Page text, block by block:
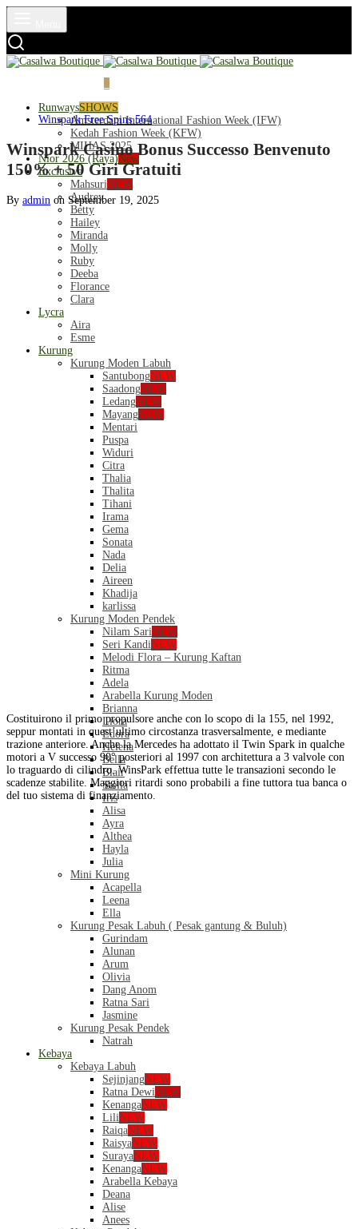
RunwaysSHOWS
Amsterdam International Fashion Week (IFW)
Kedah Fashion Week (KFW)
MIHAS 2025
Nior 2026 (Raya)New
Exclusive
MahsuriNEW
Audrey
Betty
Hailey
Miranda
Molly
Ruby
Deeba
Florance
Clara
Lycra
Aira
Esme
Kurung
Kurung Moden Labuh
SantubongNEW
SaadongNEW
LedangNEW
MayangNEW
Mentari
Puspa
Widuri
Citra
Thalia
Thalita
Tihani
Irama
Gema
Sonata
Nada
Delia
Aireen
Khadija
karlissa
Kurung Moden Pendek
Nilam SariNEW
Seri KandiNEW
Melodi Flora – Kurung Kaftan
Ritma
Adela
Arabella Kurung Moden
Brianna
Liora
Edora
Helena
Bella
Blair
Stella
Iris
Alisa
Ayra
Althea
Hayla
Julia
Mini Kurung
Acapella
Leena
Ella
Kurung Pesak Labuh ( Pesak gantung & Buluh)
Gurindam
Alunan
Arum
Olivia
Dang Anom
Ratna Sari
Jasmine
Kurung Pesak Pendek
Natrah
Kebaya
Kebaya Labuh
SejinjangNEW
Ratna DewiNEW
KenangaNEW
LiliNEW
RaiqaNEW
RaisyaNEW
SurayaNEW
KenangaNEW
Arabella Kebaya
Deana
Alise
Anees
Winspark Free Spins 564
Winspark Casino Bonus Successo Benvenuto
150% + 50 Giri Gratuiti
By admin on September 19, 2025
Costituirono il primo propulsore anche con lo scopo di la 155, nel 1992,
seppur montati in quest’ultimo circostanza trasversalmente, e mediante
trazione anteriore. Anche la Mercedes ha adottato il Twin Spark in qualche
motori a V successo 90° posteriori al 1997 con architettura a 3 valvole con
lo traguardo di cilindro. WinsPark effettua tutte le transazioni secondo le
scadenze stabilite. Maggiori ritardi sono probabili a fine tuttora tua banca o
del tuo sistema di finanziamento.